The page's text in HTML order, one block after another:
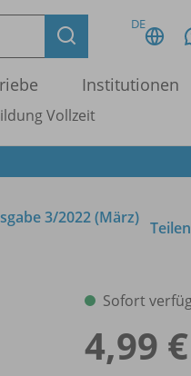
DE
Institutionen
Vollzeit
3/2022 (März)
Teilen
Sofort
4,99 €